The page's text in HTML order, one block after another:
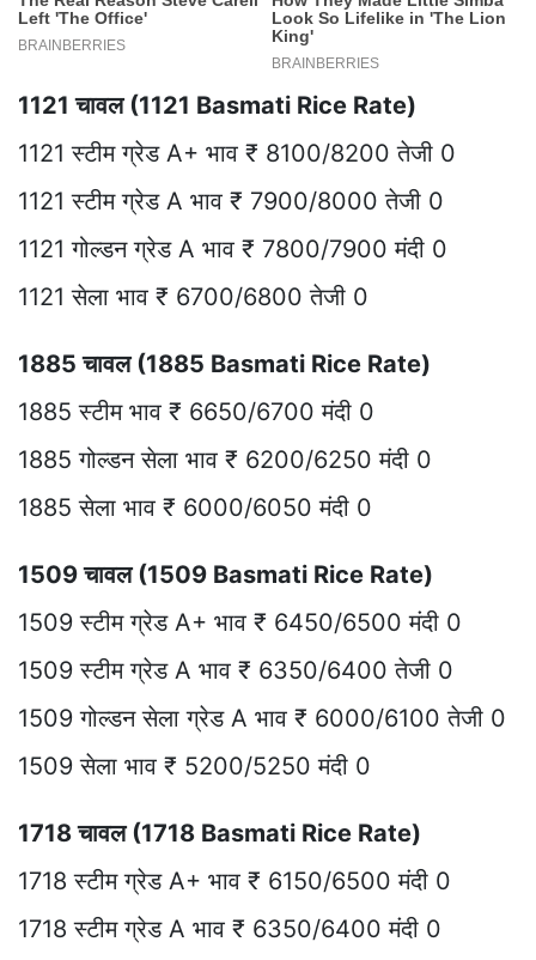
1121 चावल (1121 Basmati Rice Rate)
1121 स्टीम ग्रेड A+ भाव ₹ 8100/8200 तेजी 0
1121 स्टीम ग्रेड A भाव ₹ 7900/8000 तेजी 0
1121 गोल्डन ग्रेड A भाव ₹ 7800/7900 मंदी 0
1121 सेला भाव ₹ 6700/6800 तेजी 0
1885 चावल (1885 Basmati Rice Rate)
1885 स्टीम भाव ₹ 6650/6700 मंदी 0
1885 गोल्डन सेला भाव ₹ 6200/6250 मंदी 0
1885 सेला भाव ₹ 6000/6050 मंदी 0
1509 चावल (1509 Basmati Rice Rate)
1509 स्टीम ग्रेड A+ भाव ₹ 6450/6500 मंदी 0
1509 स्टीम ग्रेड A भाव ₹ 6350/6400 तेजी 0
1509 गोल्डन सेला ग्रेड A भाव ₹ 6000/6100 तेजी 0
1509 सेला भाव ₹ 5200/5250 मंदी 0
1718 चावल (1718 Basmati Rice Rate)
1718 स्टीम ग्रेड A+ भाव ₹ 6150/6500 मंदी 0
1718 स्टीम ग्रेड A भाव ₹ 6350/6400 मंदी 0